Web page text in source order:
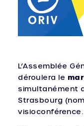
L’Assemblée
déroulera le
simultanément
Strasbourg
visioconférence.